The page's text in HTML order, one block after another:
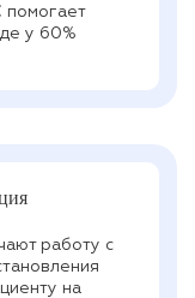
помогает
у 60%
работу с
на